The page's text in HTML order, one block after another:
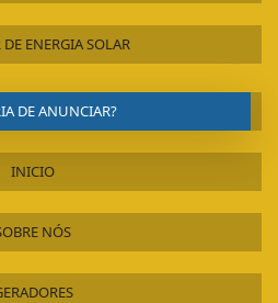
ENERGIA SOLAR
DE ANUNCIAR?
INICIO
NÓS